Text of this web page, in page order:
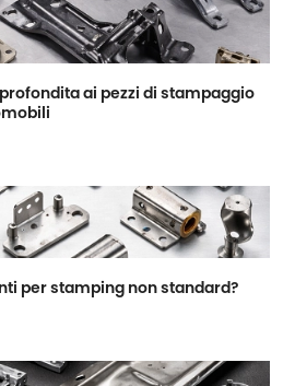
ai pezzi di stampaggio
per stamping non standard?